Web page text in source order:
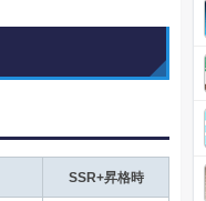
SSR+昇格時